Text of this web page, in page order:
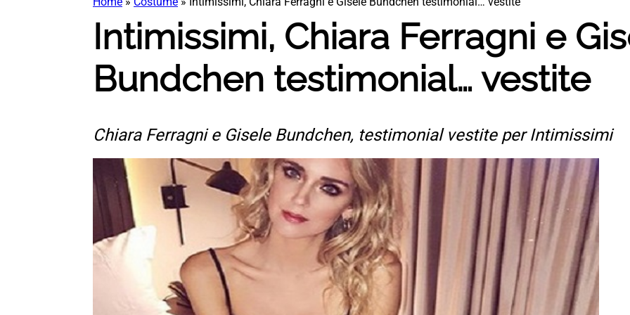
Intimissimi, Chiara Ferragni e
Bundchen testimonial… vestite
Chiara Ferragni e Gisele Bundchen, testimonial vestite per Intimissimi